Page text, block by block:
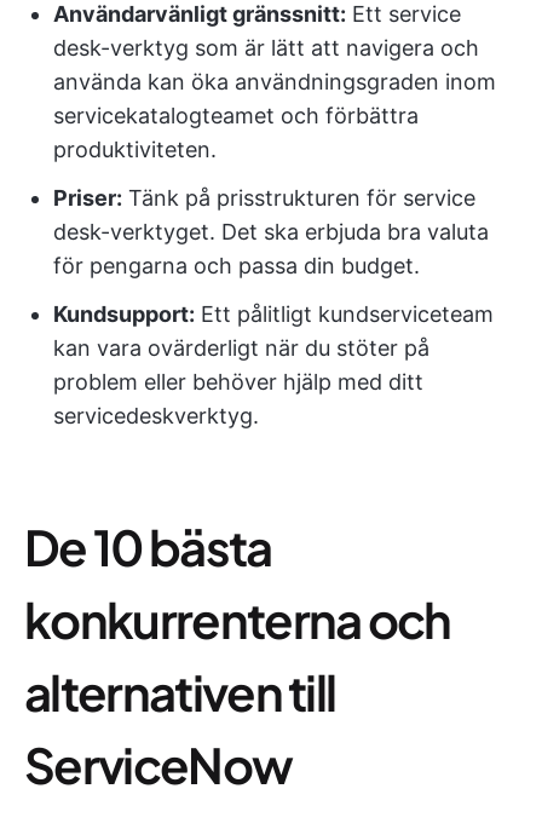
Användarvänligt gränssnitt: Ett service
desk-verktyg som är lätt att navigera och
använda kan öka användningsgraden inom
servicekatalogteamet och förbättra
produktiviteten.
Priser: Tänk på prisstrukturen för service
desk-verktyget. Det ska erbjuda bra valuta
för pengarna och passa din budget.
Kundsupport: Ett pålitligt kundserviceteam
kan vara ovärderligt när du stöter på
problem eller behöver hjälp med ditt
servicedeskverktyg.
De 10 bästa
konkurrenterna och
alternativen till
ServiceNow